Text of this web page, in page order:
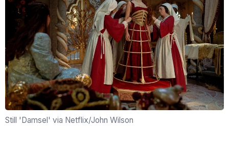
Still 'Damsel' via Netflix/John Wilson